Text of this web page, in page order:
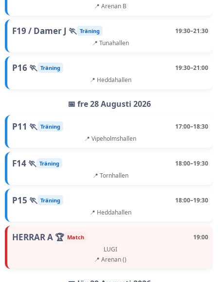
📍 Arenan B
F19 / Damer J 🏃 Träning
19:30–21:30
📍 Tunahallen
P16 🏃 Träning
19:30–21:00
📍 Heddahallen
📅 fre 28 Augusti 2026
P11 🏃 Träning
17:00–18:30
📍 Vipeholmshallen
F14 🏃 Träning
18:00–19:30
📍 Tornhallen
P15 🏃 Träning
18:00–19:30
📍 Heddahallen
HERRAR A 🏆 Match
19:00
LUGI
📍 Arenan ()